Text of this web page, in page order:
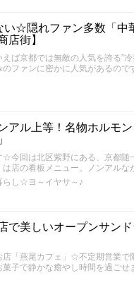
い☆隠れファン多数「中
店街】
えば京都では無敵の人気を誇る”
のファンに密かに人気があるの
アル上等！名物ホルモ
今回は北区紫野にある、京都随
店の看板メニュー。ノンアルな
らし☆ヨ～イヤサ～♪
で美しいオープンサン
店「燕尾カフェ」☆不定期営業で
菓子で静かな癒やし時間を過ご